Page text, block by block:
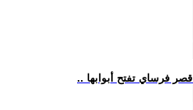
قصر فرساي تفتح أبوابها